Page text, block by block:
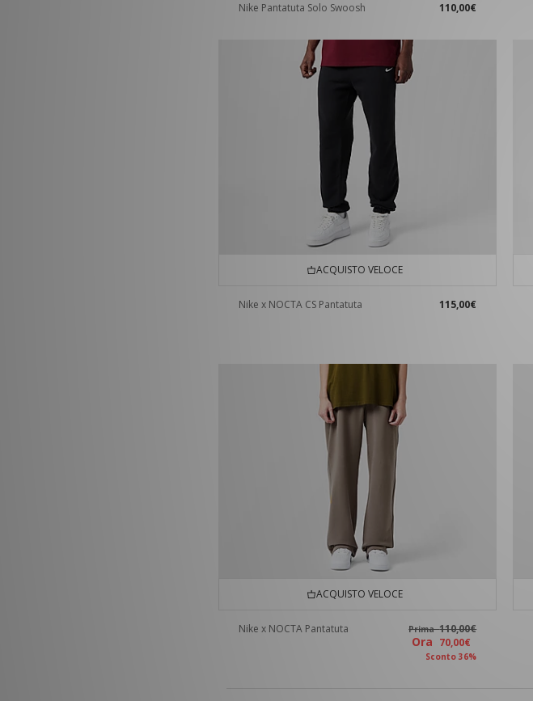
Nike Pantatuta Solo Swoosh 110,00€
ACQUISTO VELOCE
Nike x NOCTA CS Pantatuta 115,00€
ACQUISTO VELOCE
Nike x NOCTA Pantatuta Prima110,00€
Ora 70,00€
Sconto 36%